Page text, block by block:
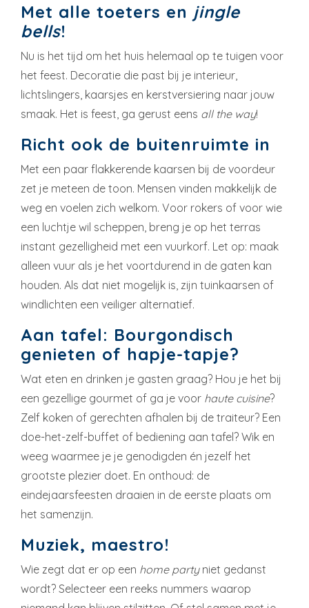
Met alle toeters en jingle
bells!
Nu is het tijd om het huis helemaal op te tuigen voor
het feest. Decoratie die past bij je interieur,
lichtslingers, kaarsjes en kerstversiering naar jouw
smaak. Het is feest, ga gerust eens all the way!
Richt ook de buitenruimte in
Met een paar flakkerende kaarsen bij de voordeur
zet je meteen de toon. Mensen vinden makkelijk de
weg en voelen zich welkom. Voor rokers of voor wie
een luchtje wil scheppen, breng je op het terras
instant gezelligheid met een vuurkorf. Let op: maak
alleen vuur als je het voortdurend in de gaten kan
houden. Als dat niet mogelijk is, zijn tuinkaarsen of
windlichten een veiliger alternatief.
Aan tafel: Bourgondisch
genieten of hapje-tapje?
Wat eten en drinken je gasten graag? Hou je het bij
een gezellige gourmet of ga je voor haute cuisine?
Zelf koken of gerechten afhalen bij de traiteur? Een
doe-het-zelf-buffet of bediening aan tafel? Wik en
weeg waarmee je je genodigden én jezelf het
grootste plezier doet. En onthoud: de
eindejaarsfeesten draaien in de eerste plaats om
het samenzijn.
Muziek, maestro!
Wie zegt dat er op een home party niet gedanst
wordt? Selecteer een reeks nummers waarop